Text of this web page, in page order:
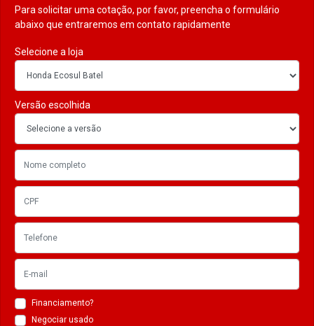
Para solicitar uma cotação, por favor, preencha o formulário
abaixo que entraremos em contato rapidamente
Selecione a loja
Versão escolhida
Financiamento?
Negociar usado